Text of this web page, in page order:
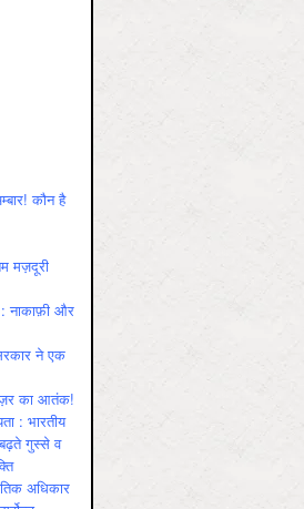
कौन है
मज़दूरी
: नाकाफ़ी और
ने एक
का आतंक!
: भारतीय
गुस्‍से व
अधिकार